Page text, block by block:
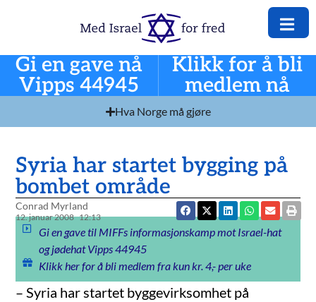
Gi en gave nå
Vipps 44945
Klikk for å bli
medlem nå
Hva Norge må gjøre
Syria har startet bygging på
bombet område
Conrad Myrland
12. januar 2008 12:13
Gi en gave til MIFFs informasjonskamp mot Israel-hat
og jødehat Vipps 44945
Klikk her for å bli medlem fra kun kr. 4,- per uke
– Syria har startet byggevirksomhet på